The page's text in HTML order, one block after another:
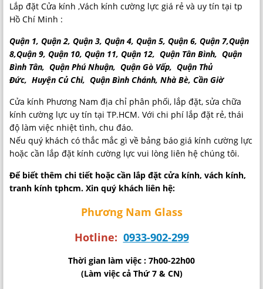
Lắp đặt Cửa kính ,Vách kính cường lực giá rẻ và uy tín tại tp
Hồ Chí Minh :
Quận 1, Quận 2, Quận 3, Quận 4, Quận 5, Quận 6, Quận 7,Quận
8,Quận 9, Quận 10, Quận 11, Quận 12, Quận Tân Bình, Quận
Bình Tân, Quận Phú Nhuận, Quận Gò Vấp, Quận Thủ
Đức, Huyện Củ Chi, Quận Bình Chánh, Nhà Bè, Cần Giờ
Cửa kính Phương Nam địa chỉ phân phối, lắp đặt, sửa chữa
kính cường lực uy tín tại TP.HCM. Với chi phí lắp đặt rẻ, thái
độ làm việc nhiệt tình, chu đáo.
Nếu quý khách có thắc mắc gì về bảng báo giá kính cường lực
hoặc cần lắp đặt kính cường lực vui lòng liên hệ chúng tôi.
Để biết thêm chi tiết hoặc cần lắp đặt cửa kính, vách kính,
tranh kính tphcm. Xin quý khách liên hệ:
Phương Nam Glass
Hotline: 0933-902-299
Thời gian làm việc : 7h00-22h00
(Làm việc cả Thứ 7 & CN)